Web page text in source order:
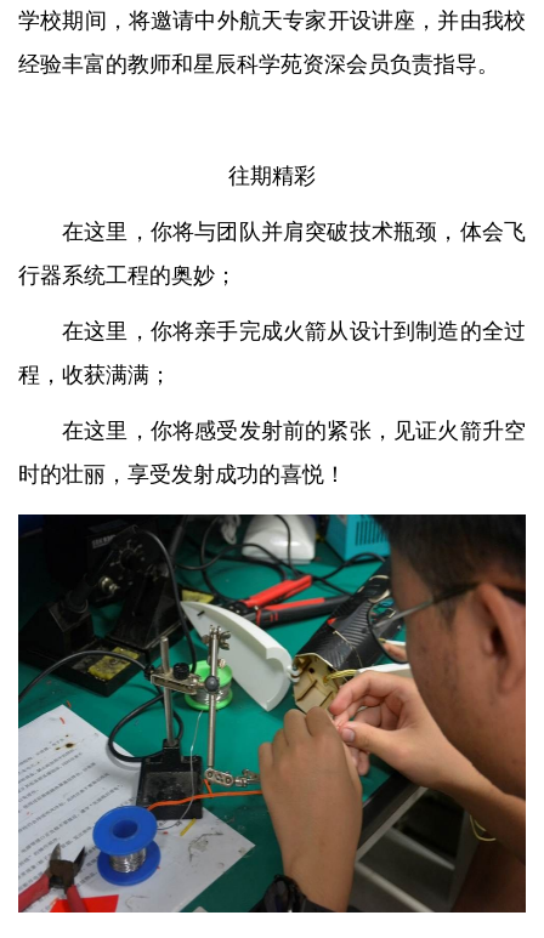
学校期间，将邀请中外航天专家开设讲座，并由我校
经验丰富的教师和星辰科学苑资深会员负责指导。
往期精彩
在这里，你将与团队并肩突破技术瓶颈，体会飞
行器系统工程的奥妙；
在这里，你将亲手完成火箭从设计到制造的全过
程，收获满满；
在这里，你将感受发射前的紧张，见证火箭升空
时的壮丽，享受发射成功的喜悦！